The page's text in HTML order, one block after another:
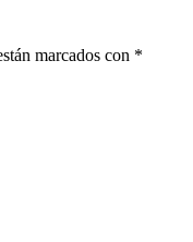
marcados con *